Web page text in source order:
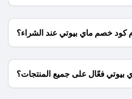
خصم ماي بيوتي عند الشراء؟
فعّال على جميع المنتجات؟